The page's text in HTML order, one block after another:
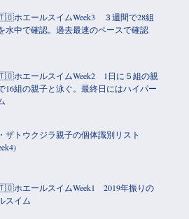
ホエールスイムWeek3 ３週間で28組
水中で確認。過去最速のペースで確認
ホエールスイムWeek2 1日に５組の親
16組の親子と泳ぐ。最終日にはハイパー
ザトウクジラ親子の個体識別リスト
ホエールスイムWeek1 2019年振りの
スイム